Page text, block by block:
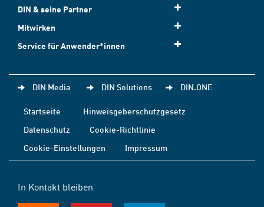
DIN & seine Partner
Mitwirken
Service für Anwender*innen
DIN Media DIN Solutions DIN.ONE
Startseite
Hinweisgeberschutzgesetz
Datenschutz
Cookie-Richtlinie
Cookie-Einstellungen
Impressum
In Kontakt bleiben